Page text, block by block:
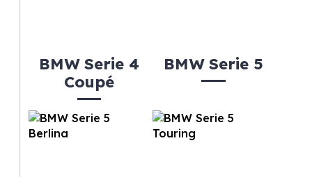
BMW Serie 4
Coupé
BMW Serie 5